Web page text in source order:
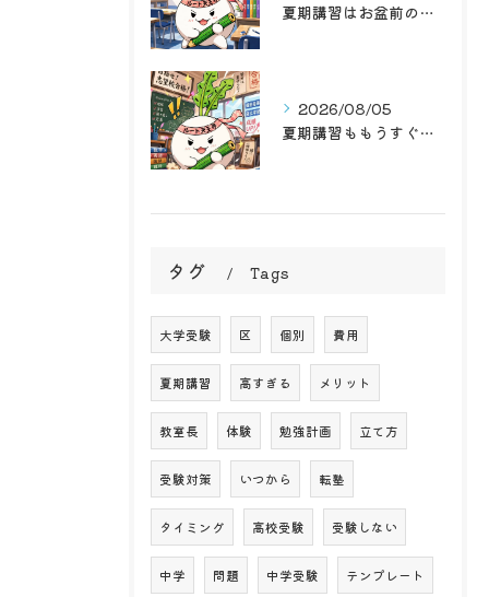
夏期講習はお盆前の後半戦！学習塾ルート天王寺で最高のお盆前を...
2026/08/05
夏期講習ももうすぐお盆前ですね
タグ Tags
大学受験 区 個別 費用
夏期講習 高すぎる メリット
教室長 体験 勉強計画 立て方
受験対策 いつから 転塾
タイミング 高校受験 受験しない
中学 問題 中学受験 テンプレート